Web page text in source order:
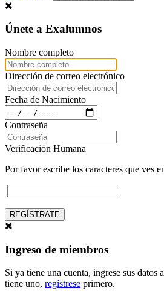
Únete a Exalumnos
Nombre completo
Dirección de correo electrónico
Fecha de Nacimiento
Contraseña
Verificación Humana
Por favor escribe los caracteres que ves
REGÍSTRATE
Ingreso de miembros
Si ya tiene una cuenta, ingrese sus datos
tiene uno, regístrese primero.